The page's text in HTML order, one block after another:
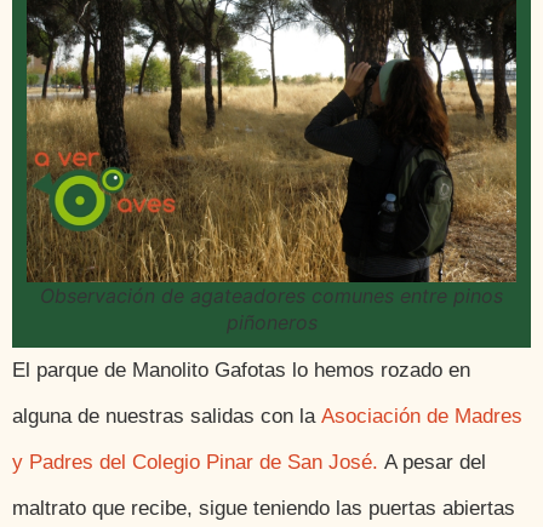
Observación de agateadores comunes entre pinos
piñoneros
El parque de Manolito Gafotas lo hemos rozado en
alguna de nuestras salidas con la Asociación de Madres
y Padres del Colegio Pinar de San José. A pesar del
maltrato que recibe, sigue teniendo las puertas abiertas